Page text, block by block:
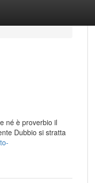
né è proverbio il
Dubbio si stratta